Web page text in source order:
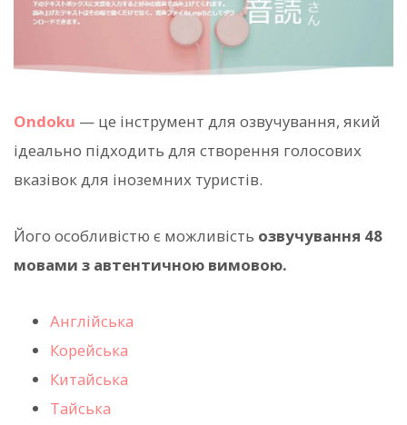
Ondoku — це інструмент для озвучування, який
ідеально підходить для створення голосових
вказівок для іноземних туристів.
Його особливістю є можливість озвучування 48
мовами з автентичною вимовою.
Англійська
Корейська
Китайська
Тайська